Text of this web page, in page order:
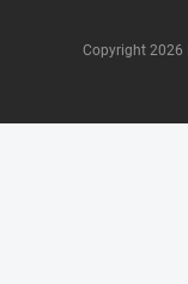
Copyright 2026